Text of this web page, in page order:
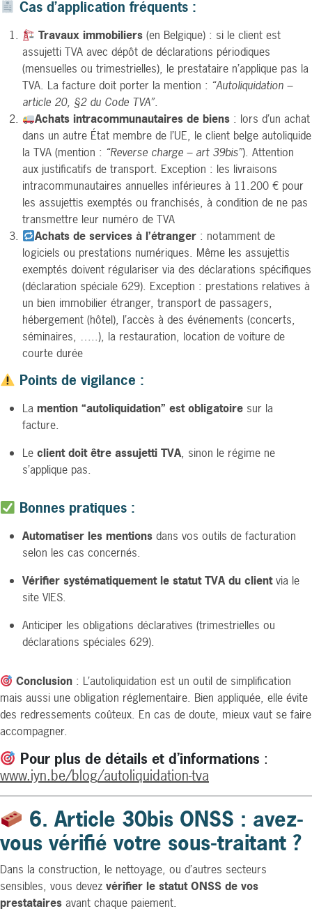
Cas d’application fréquents :
Travaux immobiliers (en Belgique) : si le client est
assujetti TVA avec dépôt de déclarations périodiques
(mensuelles ou trimestrielles), le prestataire n’applique pas la
TVA. La facture doit porter la mention : “Autoliquidation –
article 20, §2 du Code TVA”.
Achats intracommunautaires de biens : lors d’un achat
dans un autre État membre de l’UE, le client belge autoliquide
la TVA (mention : “Reverse charge – art 39bis”). Attention
aux justificatifs de transport. Exception : les livraisons
intracommunautaires annuelles inférieures à 11.200 € pour
les assujettis exemptés ou franchisés, à condition de ne pas
transmettre leur numéro de TVA
Achats de services à l’étranger : notamment de
logiciels ou prestations numériques. Même les assujettis
exemptés doivent régulariser via des déclarations spécifiques
(déclaration spéciale 629). Exception : prestations relatives à
un bien immobilier étranger, transport de passagers,
hébergement (hôtel), l’accès à des événements (concerts,
séminaires, …..), la restauration, location de voiture de
courte durée
Points de vigilance :
La mention “autoliquidation” est obligatoire sur la
facture.
Le client doit être assujetti TVA, sinon le régime ne
s’applique pas.
Bonnes pratiques :
Automatiser les mentions dans vos outils de facturation
selon les cas concernés.
Vérifier systématiquement le statut TVA du clientvia le
site VIES.
Anticiper les obligations déclaratives (trimestrielles ou
déclarations spéciales 629).
Conclusion : L’autoliquidation est un outil de simplification
mais aussi une obligation réglementaire. Bien appliquée, elle évite
des redressements coûteux. En cas de doute, mieux vaut se faire
accompagner.
Pour plus de détails et d’informations :
www.iyn.be/blog/autoliquidation-tva
6. Article 30bis ONSS : avez-
vous vérifié votre sous-traitant ?
Dans la construction, le nettoyage, ou d’autres secteurs
sensibles, vous devez vérifier le statut ONSS de vos
prestataires avant chaque paiement.